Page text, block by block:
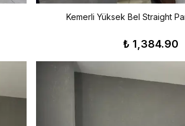
Kemerli Yüksek Bel Straight
₺ 1,384.90